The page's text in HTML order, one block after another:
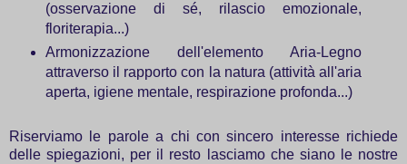
(osservazione di sé, rilascio emozionale,
floriterapia...)
Armonizzazione dell'elemento Aria-Legno
attraverso il rapporto con la natura (attività all'aria
aperta, igiene mentale, respirazione profonda...)
Riserviamo le parole a chi con sincero interesse richiede
delle spiegazioni, per il resto lasciamo che siano le nostre